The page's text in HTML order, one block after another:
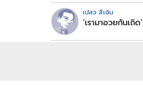
เปลว สีเงิน
‘เรามาอวยกันเถิด’